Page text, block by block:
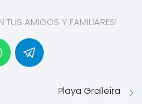
TUS AMIGOS Y FAMILIARES!
Playa Gralleira